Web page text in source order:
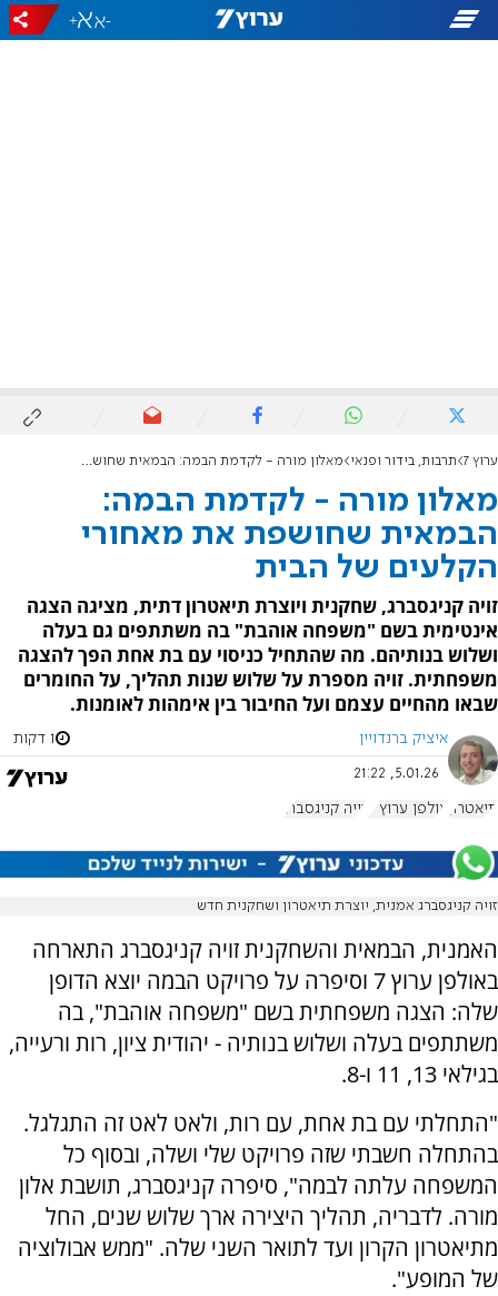
-
+
ערוץ 7 תרבות, בידור ופנאי מאלון מורה - לקדמת הבמה: הבמאית שחושפת את מאחורי הקלעים של הבית
מאלון מורה - לקדמת הבמה:
הבמאית שחושפת את מאחורי
הקלעים של הבית
זויה קניגסברג, שחקנית ויוצרת תיאטרון דתית, מציגה הצגה
אינטימית בשם "משפחה אוהבת" בה משתתפים גם בעלה
ושלוש בנותיהם. מה שהתחיל כניסוי עם בת אחת הפך להצגה
משפחתית. זויה מספרת על שלוש שנות תהליך, על החומרים
שבאו מהחיים עצמם ועל החיבור בין אימהות לאומנות.
איציק ברנדויין 1 דקות
5.01.26, 21:22
תיאטרון אולפן ערוץ 7 זויה קניגסברג
זויה קניגסברג אמנית, יוצרת תיאטרון ושחקנית חדש
האמנית, הבמאית והשחקנית זויה קניגסברג התארחה
באולפן ערוץ 7 וסיפרה על פרויקט הבמה יוצא הדופן
שלה: הצגה משפחתית בשם "משפחה אוהבת", בה
משתתפים בעלה ושלוש בנותיה - יהודית ציון, רות ורעייה,
בגילאי 13, 11 ו-8.
"התחלתי עם בת אחת, עם רות, ולאט לאט זה התגלגל.
בהתחלה חשבתי שזה פרויקט שלי ושלה, ובסוף כל
המשפחה עלתה לבמה", סיפרה קניגסברג, תושבת אלון
מורה. לדבריה, תהליך היצירה ארך שלוש שנים, החל
מתיאטרון הקרון ועד לתואר השני שלה. "ממש אבולוציה
של המופע".